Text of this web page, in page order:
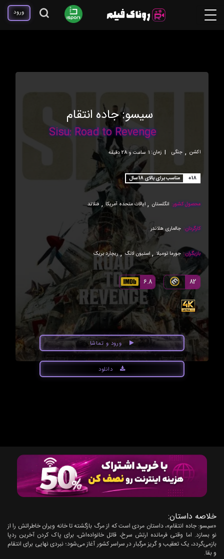
ورود
سیسو: جاده انتقام
Sisu: Road to Revenge
اکشن , جنگی | زمان:1ساعت و 28 دقیقه
+18 مناسب برای بالای 18 سال
محصول کشور: انگلستان , ایالات متحده آمریکا , فنلاند
کارگردان: جالماری هلاندر
بازیگران: جورما تومیلا , استیون لانگ , ریچارد بریک
82
6.8
ورود و تماشا
دانلود
خلاصه داستان:
«سیسو: جاده انتقام»، داستان مردی است که از مرگ بازگشته تا خانه ویران خاطراتش را از
نو بسازد. اما وقتی فرمانده ارتش سرخ، قاتل خانواده‌اش، برای پاک کردن آخرین ردپا
بازمی‌گردد، یک تعقیب و گریز مرگبار در سراسر کشور آغاز می‌شود؛ نبردی نهایی برای انتقام
و بقا.